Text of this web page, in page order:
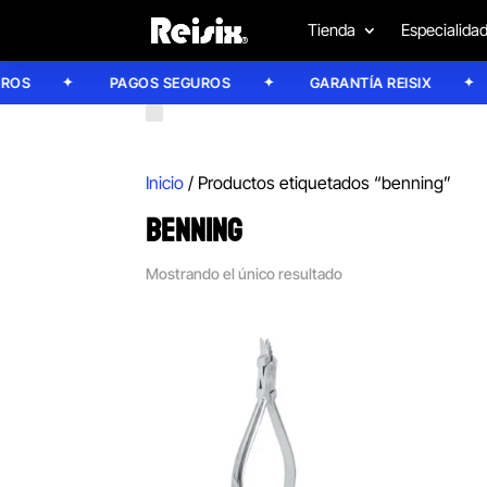
Tienda
PAGOS SEGUROS GARANTÍA REISIX
Inicio / Productos etiquetados “benning”
BENNING
Mostrando el único resultado